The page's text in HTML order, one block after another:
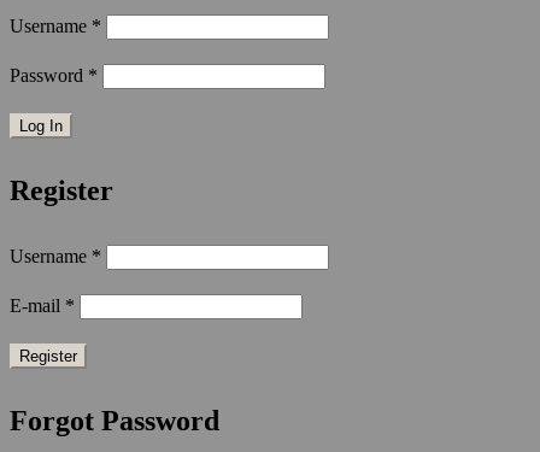
Username *
Password *
Register
Username *
E-mail *
Forgot Password